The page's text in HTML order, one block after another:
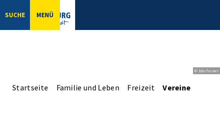
SUCHE MENÜ
© bbsferrari
Startseite Familie und Leben Freizeit Vereine